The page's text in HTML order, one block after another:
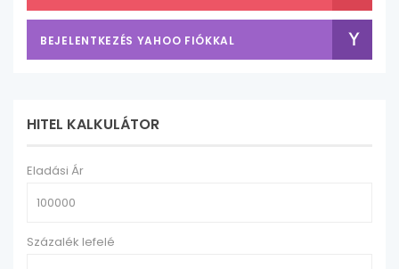
BEJELENTKEZÉS YAHOO FIÓKKAL
HITEL KALKULÁTOR
Eladási Ár
Százalék lefelé